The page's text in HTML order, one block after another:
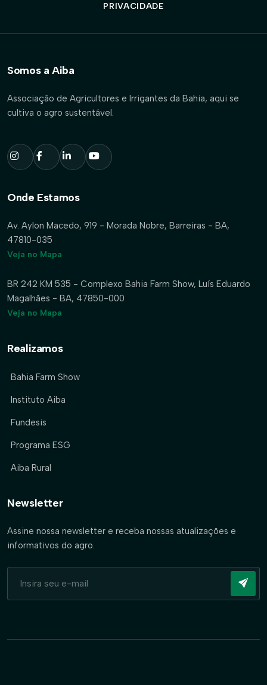
PRIVACIDADE
Somos a Aiba
Associação de Agricultores e Irrigantes da Bahia, aqui se
cultiva o agro sustentável.
Onde Estamos
Av. Aylon Macedo, 919 - Morada Nobre, Barreiras - BA,
47810-035
Veja no Mapa
BR 242 KM 535 - Complexo Bahia Farm Show, Luís Eduardo
Magalhães - BA, 47850-000
Veja no Mapa
Realizamos
Bahia Farm Show
Instituto Aiba
Fundesis
Programa ESG
Aiba Rural
Newsletter
Assine nossa newsletter e receba nossas atualizações e
informativos do agro.